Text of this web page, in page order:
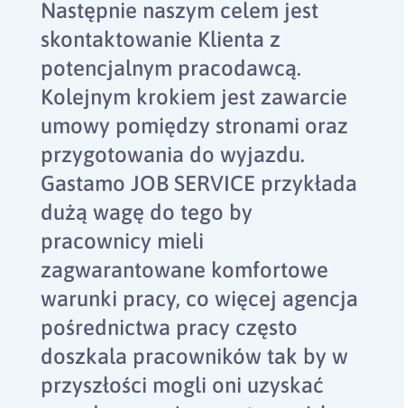
Następnie naszym celem jest
skontaktowanie Klienta z
potencjalnym pracodawcą.
Kolejnym krokiem jest zawarcie
umowy pomiędzy stronami oraz
przygotowania do wyjazdu.
Gastamo JOB SERVICE przykłada
dużą wagę do tego by
pracownicy mieli
zagwarantowane komfortowe
warunki pracy, co więcej agencja
pośrednictwa pracy często
doszkala pracowników tak by w
przyszłości mogli oni uzyskać